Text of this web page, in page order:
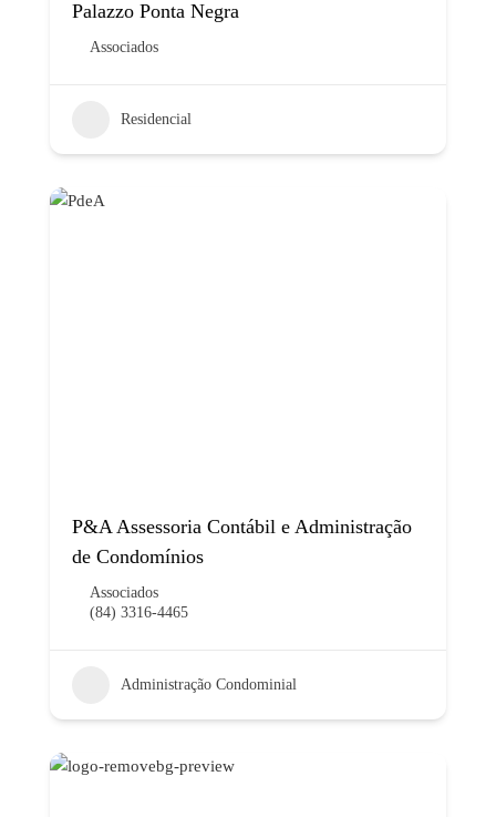
Palazzo Ponta Negra
Associados
Residencial
P&A Assessoria Contábil e Administração
de Condomínios
Associados
(84) 3316-4465
Administração Condominial